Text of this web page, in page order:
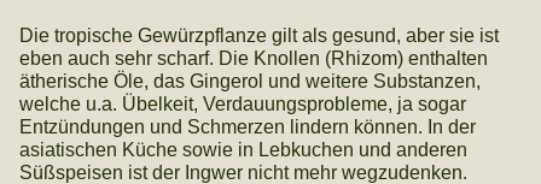
Die tropische Gewürzpflanze gilt als gesund, aber sie ist
eben auch sehr scharf. Die Knollen (Rhizom) enthalten
ätherische Öle, das Gingerol und weitere Substanzen,
welche u.a. Übelkeit, Verdauungsprobleme, ja sogar
Entzündungen und Schmerzen lindern können. In der
asiatischen Küche sowie in Lebkuchen und anderen
Süßspeisen ist der Ingwer nicht mehr wegzudenken.